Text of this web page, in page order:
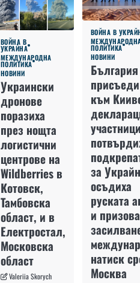
ВОЙНА В
УКРАЙНА
МЕЖДУНАРОДНА
ПОЛИТИКА
НОВИНИ
Украински
дронове
поразиха
през нощта
логистични
центрове на
Wildberries в
Котовск,
Тамбовска
област, и в
Електростал,
Московска
област
Valeriia Skorych
ВОЙНА В
ПОЛИТИКА
НОВИНИ
към
за
осъдиха
руската
и
натиск
Москва